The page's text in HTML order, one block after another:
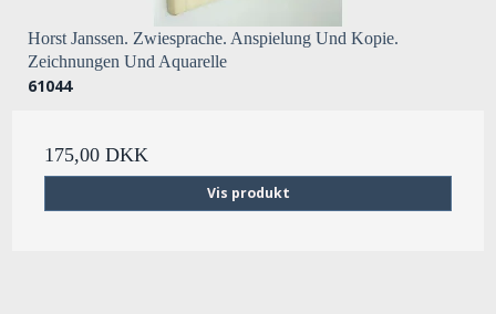
Horst Janssen. Zwiesprache. Anspielung Und Kopie.
Zeichnungen Und Aquarelle
61044
175,00 DKK
Vis produkt